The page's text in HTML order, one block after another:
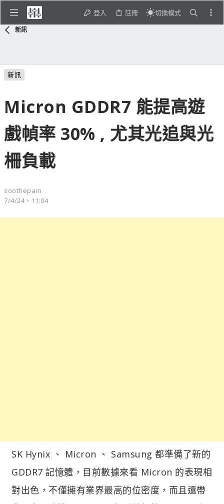
登入 註冊 切換模式
新訊
新訊
Micron GDDR7 能提高遊
戲幀率 30% , 尤其光追與光
柵負載
soothepain
7/4/24，11:04
SK Hynix 、 Micron 、 Samsung 都準備了新的
GDDR7 記憶體，目前數據來看 Micron 的表現相
對出色，不僅擁有業界最高的位密度，而且還帶